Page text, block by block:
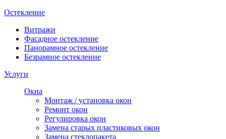
Остекление
Витражи
Фасадное остекление
Панорамное остекление
Безрамное остекление
Услуги
Окна
Монтаж / установка окон
Ремонт окон
Регулировка окон
Замена старых пластиковых окон
Замена стеклопакета